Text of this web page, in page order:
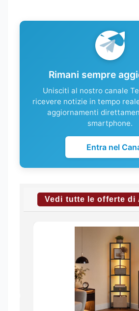
Rimani sempre
Unisciti al nostro canale
ricevere notizie in tempo
aggiornamenti
smartphone.
Entra nel